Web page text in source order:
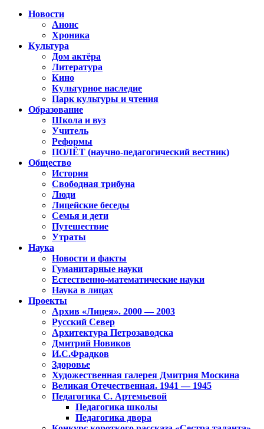
Новости
Анонс
Хроника
Культура
Дом актёра
Литература
Кино
Культурное наследие
Парк культуры и чтения
Образование
Школа и вуз
Учитель
Реформы
ПОЛЁТ (научно-педагогический вестник)
Общество
История
Свободная трибуна
Люди
Лицейские беседы
Семья и дети
Путешествие
Утраты
Наука
Новости и факты
Гуманитарные науки
Естественно-математические науки
Наука в лицах
Проекты
Архив «Лицея». 2000 — 2003
Русский Север
Архитектура Петрозаводска
Дмитрий Новиков
И.С.Фрадков
Здоровье
Художественная галерея Дмитрия Москина
Великая Отечественная. 1941 — 1945
Педагогика С. Артемьевой
Педагогика школы
Педагогика двора